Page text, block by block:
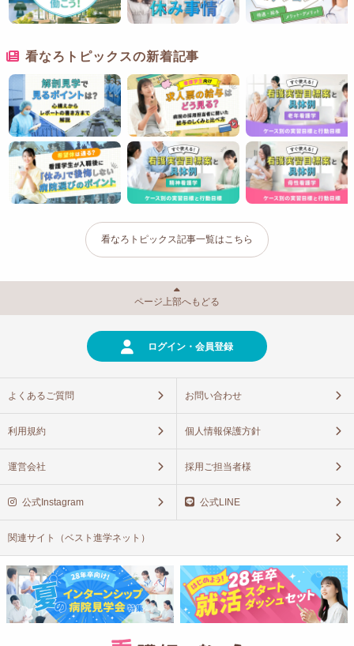
看なろトピックスの新着記事
看なろトピックス記事一覧はこちら
ページ上部へもどる
ログイン・会員登録
よくあるご質問 お問い合わせ
利用規約 個人情報保護方針
運営会社 採用ご担当者様
公式Instagram 公式LINE
関連サイト（ベスト進学ネット）